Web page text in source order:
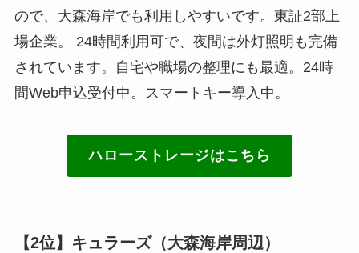
ので、大森海岸でも利用しやすいです。東証2部上
場企業。 24時間利用可で、夜間は外灯照明も完備
されています。自宅や職場の整理にも最適。24時
間Web申込受付中。スマートキー導入中。
ハローストレージはこちら
【2位】キュラーズ（大森海岸周辺）